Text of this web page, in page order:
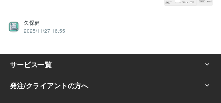
久保健
2025/11/27 16:55